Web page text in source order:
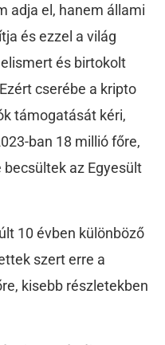
adja el, hanem állami
és ezzel a világ
és birtokolt
cserébe a kripto
támogatását kéri,
ban 18 millió főre,
az Egyesült
10 évben különböző
szert erre a
kisebb részletekben